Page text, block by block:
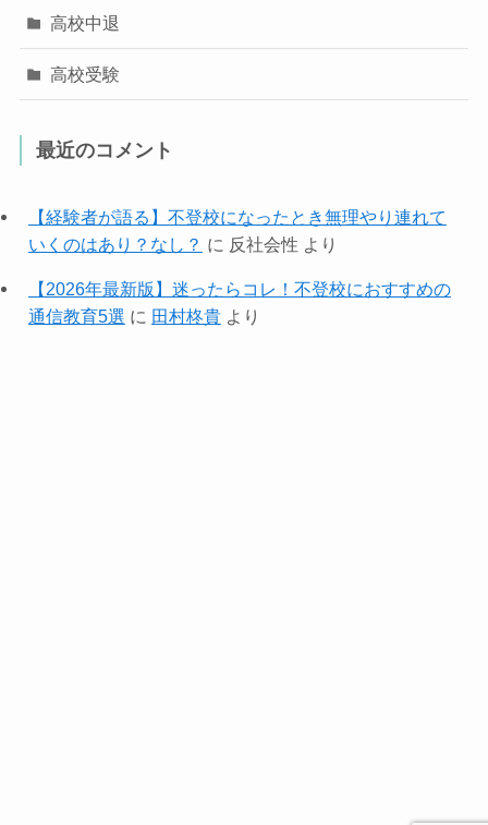
高校中退
高校受験
最近のコメント
【経験者が語る】不登校になったとき無理やり連れて
いくのはあり？なし？ に 反社会性 より
【2026年最新版】迷ったらコレ！不登校におすすめの
通信教育5選 に 田村柊貴より